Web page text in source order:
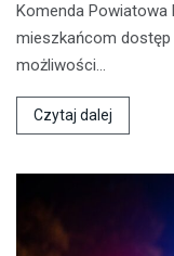
Komenda Powiatowa
mieszkańcom dostęp
możliwości…
Czytaj dalej